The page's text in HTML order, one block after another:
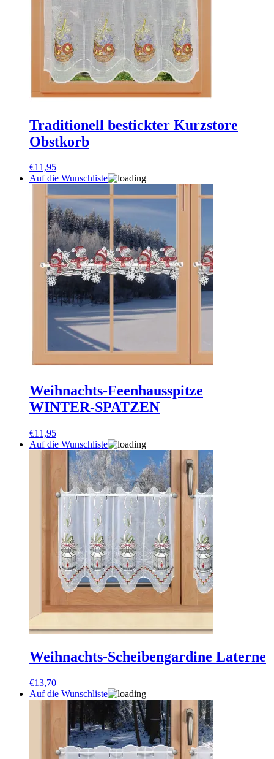
Traditionell bestickter Kurzstore
Obstkorb
€11,95
Auf die Wunschliste
Weihnachts-Feenhausspitze
WINTER-SPATZEN
€11,95
Auf die Wunschliste
Weihnachts-Scheibengardine Laterne
€13,70
Auf die Wunschliste